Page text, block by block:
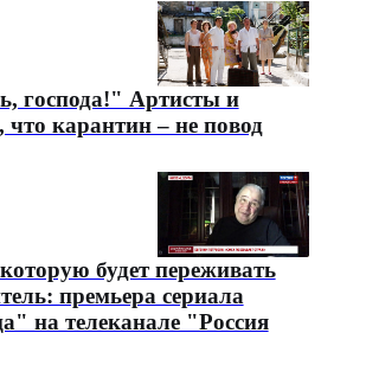
господа!" Артисты и
что карантин – не повод
будет переживать
премьера сериала
на телеканале "Россия